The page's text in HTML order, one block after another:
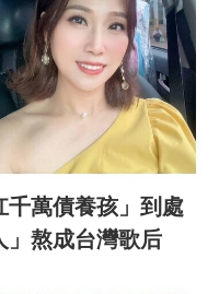
千萬債養孩」到處
熬成台灣歌后